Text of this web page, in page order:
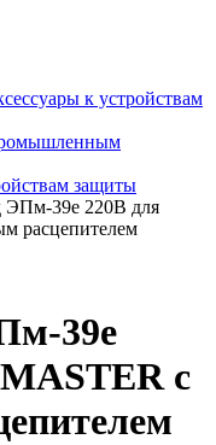
к устройствам
защиты
ЭПм-39е 220В для
расцепителем
39е
с